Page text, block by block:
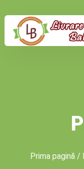
Prima pagină/